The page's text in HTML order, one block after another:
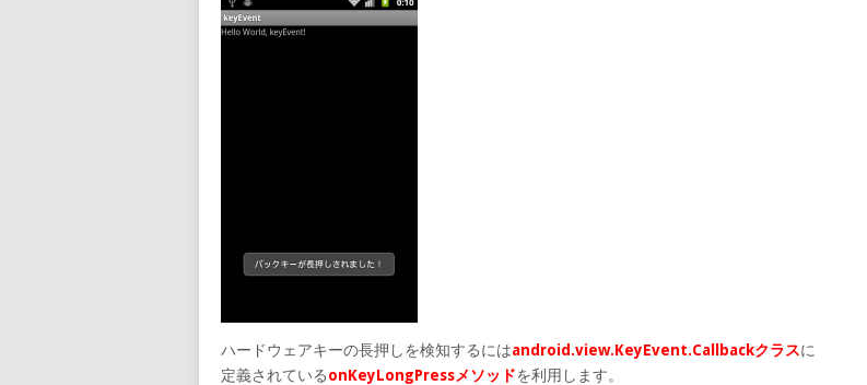
ハードウェアキーの長押しを検知するにはandroid.view.KeyEvent.Callbackクラスに
定義されているonKeyLongPressメソッドを利用します。